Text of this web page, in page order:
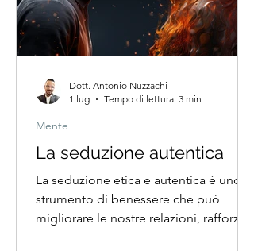
La seduzione autentica
La seduzione etica e autentica è uno
strumento di benessere che può
migliorare le nostre relazioni, rafforzare
Mente
Dott. Antonio Nuzzachi
1 lug
Tempo di lettura: 3 min